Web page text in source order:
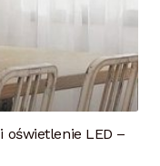
oświetlenie LED –